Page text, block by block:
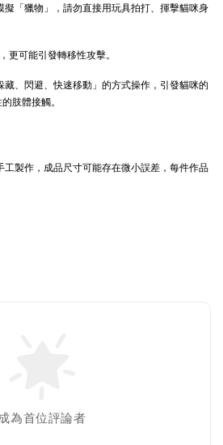
擬「獵物」，請勿直接用玩具拍打、揮擊貓咪身
更可能引發轉移性攻擊。
藏、閃避、快速移動」的方式操作，引發貓咪的
肢體接觸。
工製作，成品尺寸可能存在微小誤差，每件作品
成為首位評論者